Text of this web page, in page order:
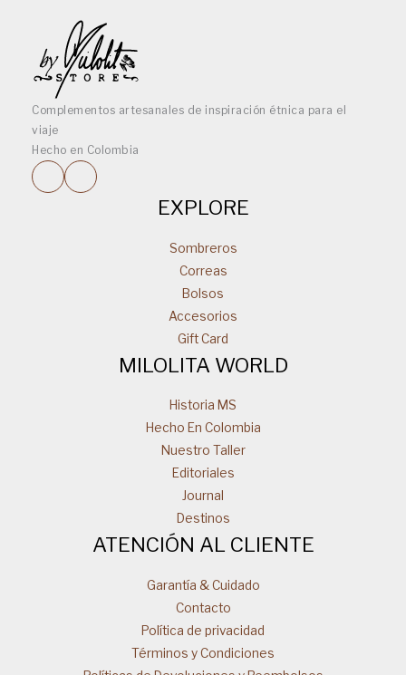
Complementos artesanales de inspiración étnica para el
viaje
Hecho en Colombia
EXPLORE
Sombreros
Correas
Bolsos
Accesorios
Gift Card
MILOLITA WORLD
Historia MS
Hecho En Colombia
Nuestro Taller
Editoriales
Journal
Destinos
ATENCIÓN AL CLIENTE
Garantía & Cuidado
Contacto
Política de privacidad
Términos y Condiciones